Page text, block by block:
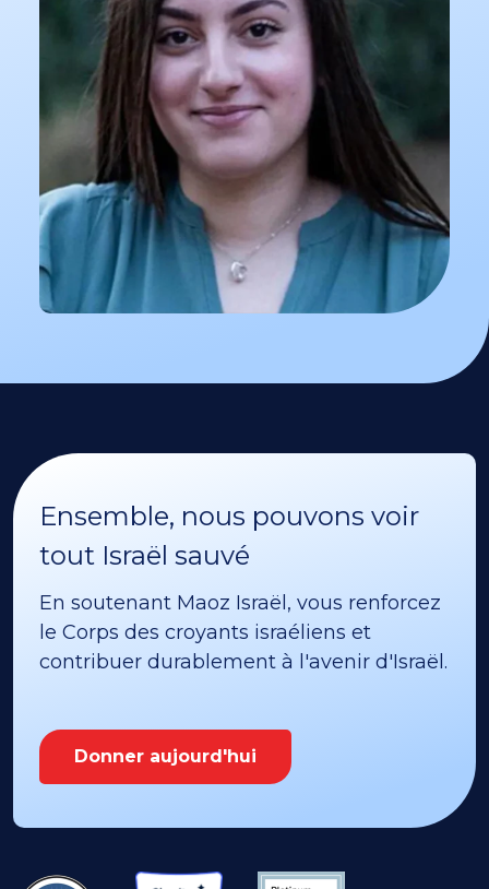
Ensemble, nous pouvons voir
tout Israël sauvé
En soutenant Maoz Israël, vous renforcez
le Corps des croyants israéliens et
contribuer durablement à l'avenir d'Israël.
Donner aujourd'hui